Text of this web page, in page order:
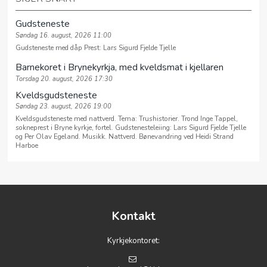
Gudsteneste
Søndag 16. august, 2026 11:00
Gudsteneste med dåp Prest: Lars Sigurd Fjelde Tjelle
Barnekoret i Brynekyrkja, med kveldsmat i kjellaren
Torsdag 20. august, 2026 17:30
Kveldsgudsteneste
Søndag 23. august, 2026 19:00
Kveldsgudsteneste med nattverd. Tema: Trushistorier. Trond Inge Tappel,
sokneprest i Bryne kyrkje, fortel. Gudstenesteleiing: Lars Sigurd Fjelde Tjelle
og Per Olav Egeland. Musikk. Nattverd. Bønevandring ved Heidi Strand
Harboe
Kontakt
Kyrkjekontoret: